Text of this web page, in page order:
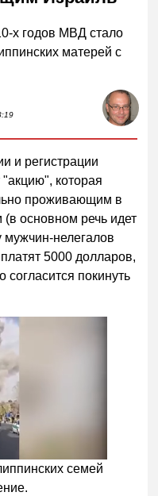
х годов МВД стало
матерей с
и регистрации
которая
проживающим в
основном речь идет
мужчин-нелегалов
5000 долларов,
согласится покинуть
семей